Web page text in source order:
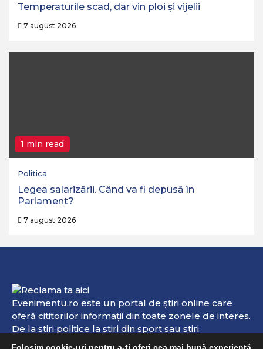
Temperaturile scad, dar vin ploi și vijelii
7 august 2026
1 min read
Politica
Legea salarizării. Când va fi depusă în
Parlament?
7 august 2026
Evenimentu.ro este un portal de ştiri online care
oferă cititorilor informaţii din toate zonele de interes.
De la ştiri politice la ştiri din sport sau ştiri
internaţionale, aici veţi găsi informaţii de interes şi